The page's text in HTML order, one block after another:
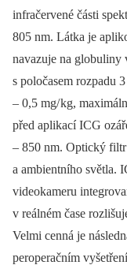
infračervené části
805 nm. Látka je
navazuje na globuliny
s poločasem rozpadu
–⁠ 0,5 mg/ kg,
před aplikací ICG
–⁠ 850 nm. Optický filtr
a ambientního světla.
videokameru
v reálném čase
Velmi cenná je
peroperačním